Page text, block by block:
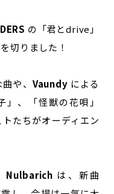
の「君とdrive」
切りました！
や、 Vaundy による
、「怪獣の花唄」
たちがオーディエン
Nulbarich は、新曲